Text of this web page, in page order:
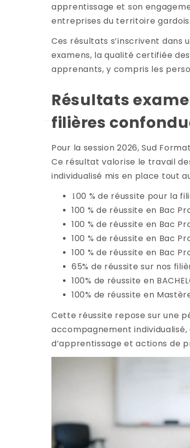
apprentissage et son
entreprises du territoire gardois.
Ces résultats s’inscrivent dans
examens, la qualité certifiée
apprenants, y compris les
Résultats
filières
Pour la session 2026, Sud
Ce résultat valorise le travail
individualisé mis en place tout
1 00 % de réussite pour la
100 % de réussite en Bac
100 % de réussite en Bac
100 % de réussite en Bac
100 % de réussite en Bac
65% de réussite sur nos
100% de réussite en
100% de réussite en
Cette réussite repose sur une
accompagnement
d’apprentissage et actions de